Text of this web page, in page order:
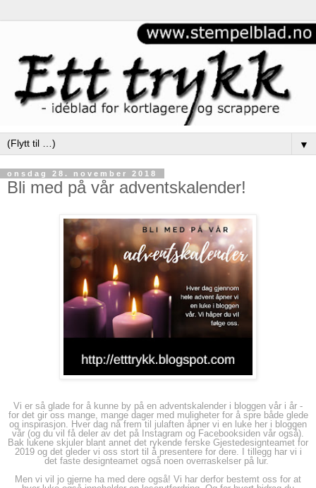
▼
onsdag 28. november 2018
Bli med på vår adventskalender!
Vi er så glade for å kunne by på en adventskalender i bloggen vår i år -
for det gir oss mange, mange dager med muligheter for å spre både glede
og inspirasjon. Hver dag nå frem til julaften åpner vi en luke her i bloggen
vår (og du vil få deler av det på Instagram og Facebooksiden vår også).
Bak lukene skjuler blant annet det rykende ferske Gjestedesignteamet for
2019 og det gleder vi oss stort til å presentere for dere. I tillegg har vi i
det faste designteamet også noen overraskelser på lur.
Men vi vil jo gjerne ha med dere også! Vi har derfor bestemt oss for at